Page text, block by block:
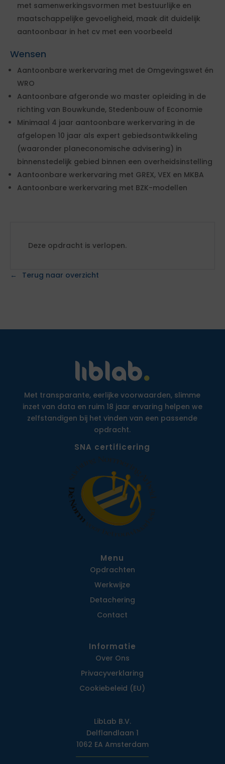
met samenwerkingsvormen met bestuurlijke en
maatschappelijke gevoeligheid, maak dit duidelijk
aantoonbaar in het cv met een voorbeeld
Wensen
Aantoonbare werkervaring met de Omgevingswet én
WRO
Aantoonbare afgeronde wo master opleiding in de
richting van Bouwkunde, Stedenbouw of Economie
Minimaal 4 jaar aantoonbare werkervaring in de
afgelopen 10 jaar als expert gebiedsontwikkeling
(waaronder planeconomische advisering) in
binnenstedelijk gebied binnen een overheidsinstelling
Aantoonbare werkervaring met GREX, VEX en MKBA
Aantoonbare werkervaring met BZK-modellen
Deze opdracht is verlopen.
Terug naar overzicht
Met transparante, eerlijke voorwaarden, slimme
inzet van data en ruim 18 jaar ervaring helpen we
zelfstandigen bij het vinden van een passende
opdracht.
SNA certificering
Menu
Opdrachten
Werkwijze
Detachering
Contact
Informatie
Over Ons
Privacy­verklaring
Cookiebeleid (EU)
LibLab B.V.
Delflandlaan 1
1062 EA Amsterdam